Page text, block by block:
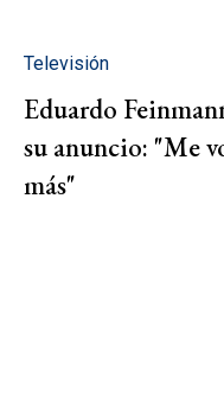
Televisión
Eduardo
su anuncio: "Me
más"